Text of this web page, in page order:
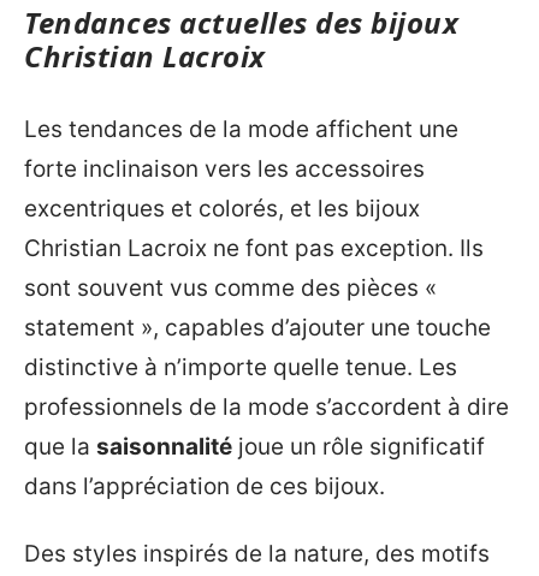
Tendances actuelles des bijoux
Christian Lacroix
Les tendances de la mode affichent une
forte inclinaison vers les accessoires
excentriques et colorés, et les bijoux
Christian Lacroix ne font pas exception. Ils
sont souvent vus comme des pièces «
statement », capables d’ajouter une touche
distinctive à n’importe quelle tenue. Les
professionnels de la mode s’accordent à dire
que la saisonnalité joue un rôle significatif
dans l’appréciation de ces bijoux.
Des styles inspirés de la nature, des motifs